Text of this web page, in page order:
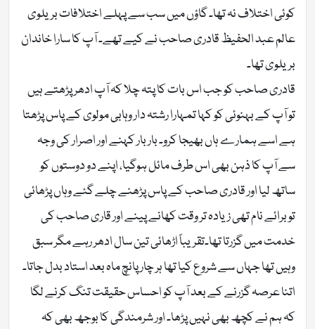
کوئی اختلاف نہ تھا۔ گاؤں میں سب سے پہلے اختلافات بریلوی
عالم عبد الحفیظ قادری صاحب نے کیے تھے۔ آپ کا سارا خاندان
بریلوی تھا۔
قادری صاحب کو جب اس بات کا پتہ چلا کہ آپ ادھر پڑھتے ہیں
تو آپ کے بہنوئی کو کہا تمہارا رشتہ دار وہابی مولوی کے پاس پڑھتا
ہے اسے ہمارے ہاں بھیجا کرو۔ بار بار کہنے اور اصرار کی وجہ
سے آپ کا ذہن بھی اس طرف مائل ہوگیا، اپنے دو دوستوں کو
ساتھ لیا اور قادری صاحب کے پاس پڑھنے چلے گئے وہاں پڑھائی
تو برائے نام تھی زیادہ تر وقت کھانے پینے اور قاری صاحب کی
خدمت میں گزرتا تھا۔تقریباً اڑھائی تین سال ادھر رہے مگر سبق
وہیں تھا جہاں سے شروع کیا تھا ہر چار پانچ ماہ بعد استاد بدل جاتا۔
اتنا عرصہ گزرنے کے بعد آپ کو احساس حقیقت تنگ کرنے لگا
کہ ہم نے کچھ بھی نہیں پڑھا۔ اور شرمندگی کا بوجھ بھی کہ